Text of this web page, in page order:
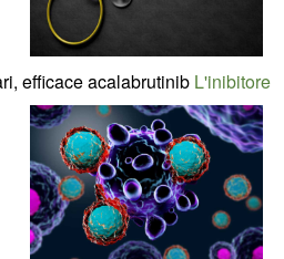
efficace acalabrutinib L'inibitore